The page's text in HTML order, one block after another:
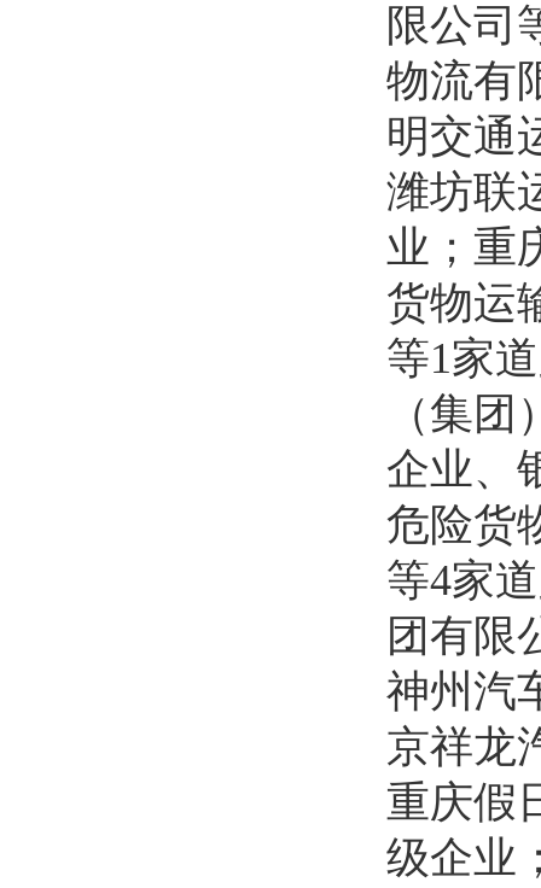
限公司
物流有
明交通
潍坊联
业；重
货物运
等1家
（集
企业、
危险货
等4家
团有限
神州汽
京祥龙
重庆假
级企业